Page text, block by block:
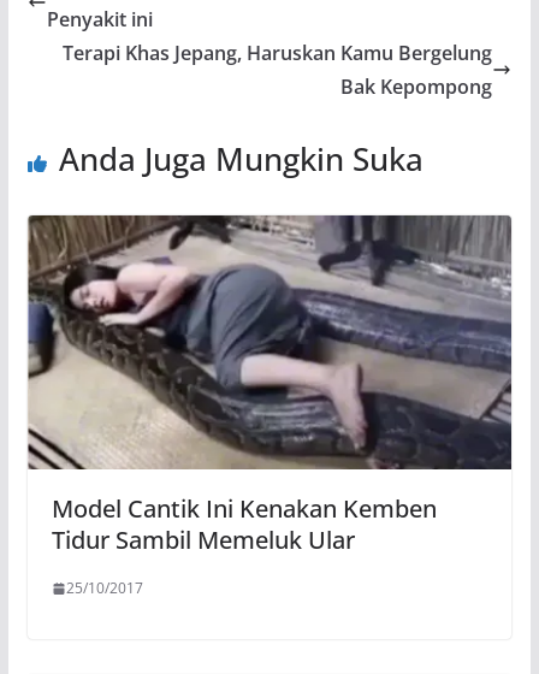
Penyakit ini
Terapi Khas Jepang, Haruskan Kamu Bergelung
Bak Kepompong
Anda Juga Mungkin Suka
Model Cantik Ini Kenakan Kemben
Tidur Sambil Memeluk Ular
25/10/2017